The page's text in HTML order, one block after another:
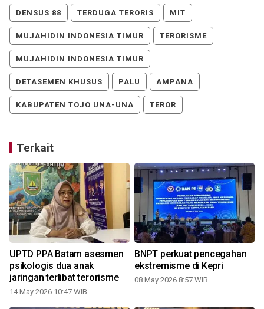
DENSUS 88 TERDUGA TERORIS MIT
MUJAHIDIN INDONESIA TIMUR TERORISME
MUJAHIDIN INDONESIA TIMUR
DETASEMEN KHUSUS PALU AMPANA
KABUPATEN TOJO UNA-UNA TEROR
Terkait
UPTD PPA Batam asesmen
psikologis dua anak
jaringan terlibat terorisme
14 May 2026 10:47 WIB
BNPT perkuat pencegahan
ekstremisme di Kepri
08 May 2026 8:57 WIB